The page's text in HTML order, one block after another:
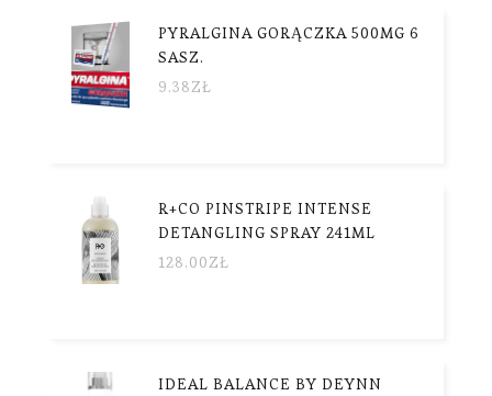
PYRALGINA GORĄCZKA 500MG 6
SASZ.
9.38ZŁ
R+CO PINSTRIPE INTENSE
DETANGLING SPRAY 241ML
128.00ZŁ
IDEAL BALANCE BY DEYNN